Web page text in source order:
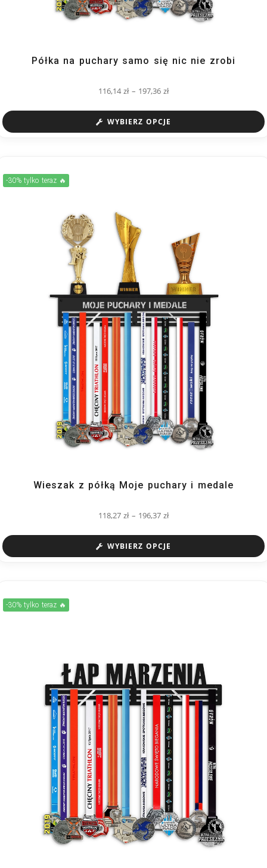
Półka na puchary samo się nic nie zrobi
116,14zł – 197,36zł
WYBIERZ OPCJE
-30% tylko teraz 🔥
Wieszak z półką Moje puchary i medale
118,27zł – 196,37zł
WYBIERZ OPCJE
-30% tylko teraz 🔥